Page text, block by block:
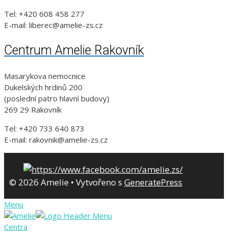
Tel: +420 608 458 277
E-mail: liberec@amelie-zs.cz
Centrum Amelie Rakovník
Masarykova nemocnice
Dukelských hrdinů 200
(poslední patro hlavní budovy)
269 29 Rakovník
Tel: +420 733 640 873
E-mail: rakovnik@amelie-zs.cz
© 2026 Amelie • Vytvořeno s GeneratePress
Menu
Centra